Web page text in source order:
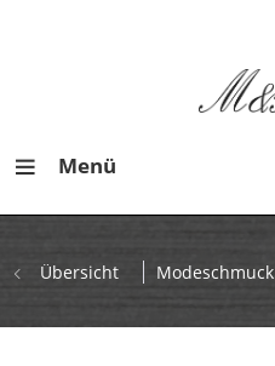
Menü
Übersicht Modeschmuck